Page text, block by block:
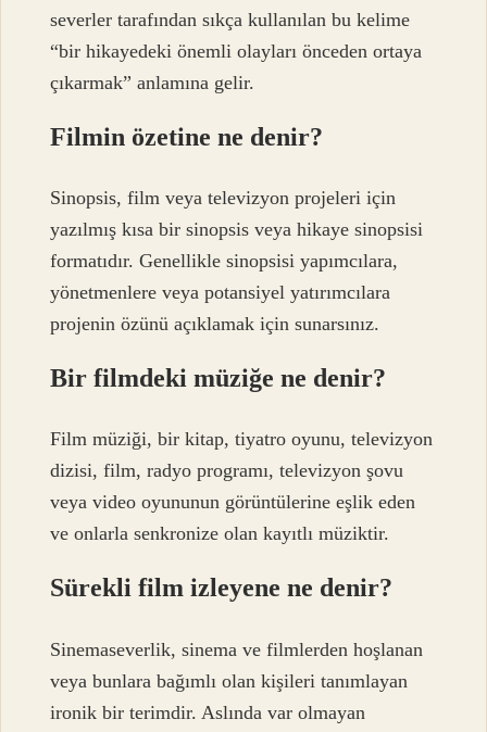
severler tarafından sıkça kullanılan bu kelime
“bir hikayedeki önemli olayları önceden ortaya
çıkarmak” anlamına gelir.
Filmin özetine ne denir?
Sinopsis, film veya televizyon projeleri için
yazılmış kısa bir sinopsis veya hikaye sinopsisi
formatıdır. Genellikle sinopsisi yapımcılara,
yönetmenlere veya potansiyel yatırımcılara
projenin özünü açıklamak için sunarsınız.
Bir filmdeki müziğe ne denir?
Film müziği, bir kitap, tiyatro oyunu, televizyon
dizisi, film, radyo programı, televizyon şovu
veya video oyununun görüntülerine eşlik eden
ve onlarla senkronize olan kayıtlı müziktir.
Sürekli film izleyene ne denir?
Sinemaseverlik, sinema ve filmlerden hoşlanan
veya bunlara bağımlı olan kişileri tanımlayan
ironik bir terimdir. Aslında var olmayan